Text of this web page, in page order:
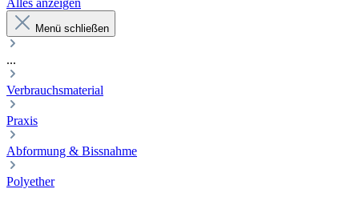
Alles anzeigen
Menü schließen
...
Verbrauchsmaterial
Praxis
Abformung & Bissnahme
Polyether